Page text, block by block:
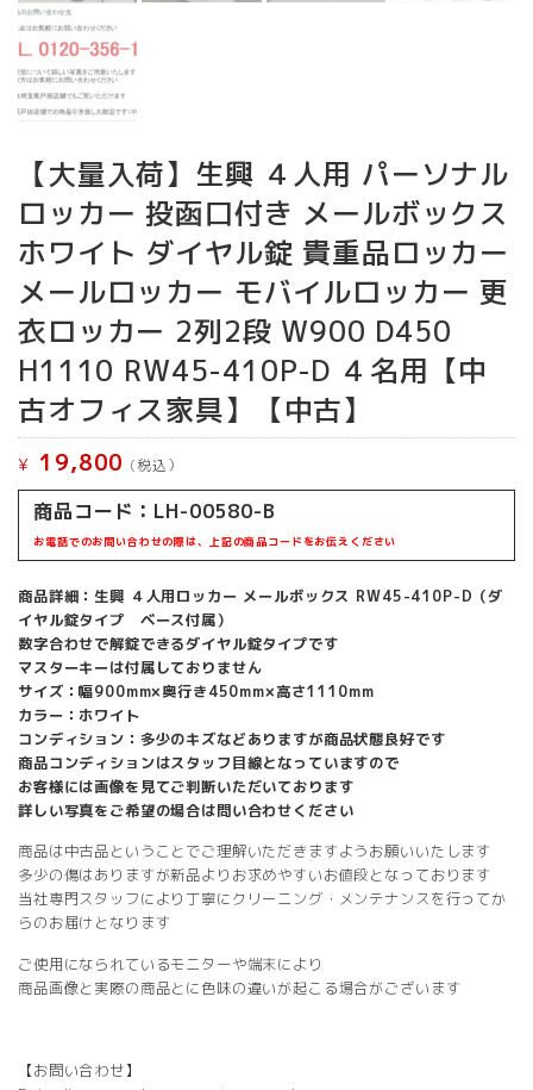
【大量入荷】生興 ４人用 パーソナル
ロッカー 投函口付き メールボックス
ホワイト ダイヤル錠 貴重品ロッカー
メールロッカー モバイルロッカー 更
衣ロッカー 2列2段 W900 D450
H1110 RW45-410P-D ４名用【中
古オフィス家具】【中古】
¥ 19,800 (税込）
商品コード：LH-00580-B
お電話でのお問い合わせの際は、上記の商品コードをお伝えください
商品詳細：生興 ４人用ロッカー メールボックス RW45-410P-D（ダ
イヤル錠タイプ ベース付属）
数字合わせで解錠できるダイヤル錠タイプです
マスターキーは付属しておりません
サイズ：幅900mm×奥行き450mm×高さ1110mm
カラー：ホワイト
コンディション：多少のキズなどありますが商品状態良好です
商品コンディションはスタッフ目線となっていますので
お客様には画像を見てご判断いただいております
詳しい写真をご希望の場合は問い合わせください
商品は中古品ということでご理解いただきますようお願いいたします
多少の傷はありますが新品よりお求めやすいお値段となっております
当社専門スタッフにより丁寧にクリーニング・メンテナンスを行ってか
らのお届けとなります
ご使用になられているモニターや端末により
商品画像と実際の商品とに色味の違いが起こる場合がございます
【お問い合わせ】